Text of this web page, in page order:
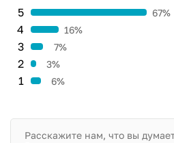
1 6%
2 3%
3 7%
4 16%
5 67%